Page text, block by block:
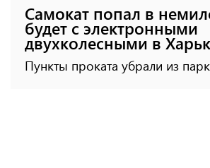
Самокат попал в
будет с электронными
двухколесными в
Пункты проката убрали из